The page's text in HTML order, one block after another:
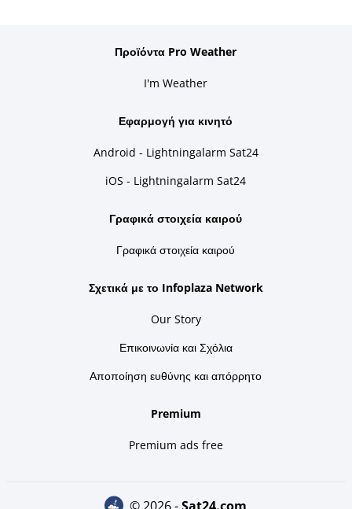
Προϊόντα Pro Weather
I'm Weather
Εφαρμογή για κινητό
Android - Lightningalarm Sat24
iOS - Lightningalarm Sat24
Γραφικά στοιχεία καιρού
Γραφικά στοιχεία καιρού
Σχετικά με το Infoplaza Network
Our Story
Επικοινωνία και Σχόλια
Αποποίηση ευθύνης και απόρρητο
Premium
Premium ads free